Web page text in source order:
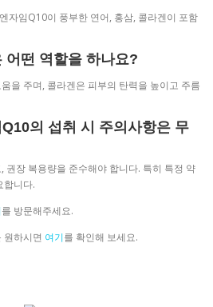
자임Q10이 풍부한 연어, 홍삼, 콜라겐이 포함
어떤 역할을 하나요?
을 주며, 콜라겐은 피부의 탄력을 높이고 주름
의 섭취 시 주의사항은 무
권장 복용량을 준수해야 합니다. 특히 특정 약
합니다.
를 방문해주세요.
원하시면 여기를 확인해 보세요.